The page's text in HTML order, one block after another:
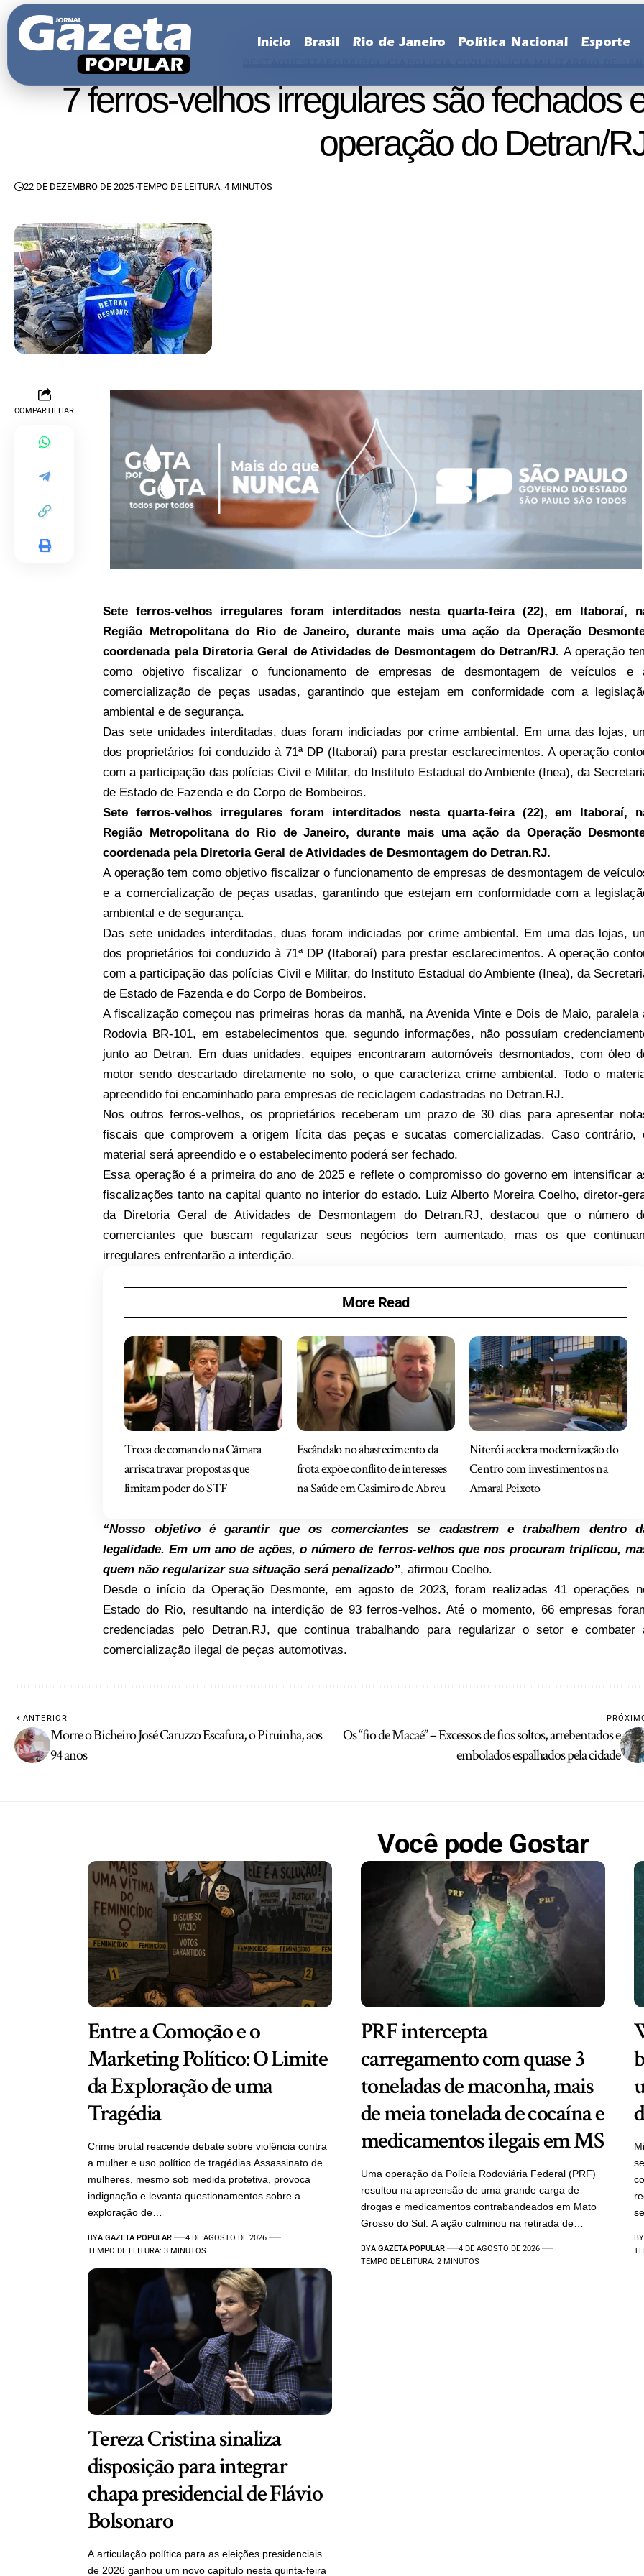
Início Brasil Rio de Janeiro Política Nacional Esporte
7 ferros-velhos irregulares são fechados
operação do Detran/
22 DE DEZEMBRO DE 2025 TEMPO DE LEITURA: 4 MINUTOS
COMPARTILHAR
Sete ferros-velhos irregulares foram interditados nesta quarta-feira (22), em Itaboraí,
Região Metropolitana do Rio de Janeiro, durante mais uma ação da Operação
coordenada pela Diretoria Geral de Atividades de Desmontagem do Detran/RJ. A operação
como objetivo fiscalizar o funcionamento de empresas de desmontagem de veículos e
comercialização de peças usadas, garantindo que estejam em conformidade com a
ambiental e de segurança.
Das sete unidades interditadas, duas foram indiciadas por crime ambiental. Em uma das lojas,
dos proprietários foi conduzido à 71ª DP (Itaboraí) para prestar esclarecimentos. A operação
com a participação das polícias Civil e Militar, do Instituto Estadual do Ambiente (Inea), da
de Estado de Fazenda e do Corpo de Bombeiros.
Sete ferros-velhos irregulares foram interditados nesta quarta-feira (22), em Itaboraí,
Região Metropolitana do Rio de Janeiro, durante mais uma ação da Operação
coordenada pela Diretoria Geral de Atividades de Desmontagem do Detran.RJ.
A operação tem como objetivo fiscalizar o funcionamento de empresas de desmontagem de
e a comercialização de peças usadas, garantindo que estejam em conformidade com a
ambiental e de segurança.
Das sete unidades interditadas, duas foram indiciadas por crime ambiental. Em uma das lojas,
dos proprietários foi conduzido à 71ª DP (Itaboraí) para prestar esclarecimentos. A operação
com a participação das polícias Civil e Militar, do Instituto Estadual do Ambiente (Inea), da
de Estado de Fazenda e do Corpo de Bombeiros.
A fiscalização começou nas primeiras horas da manhã, na Avenida Vinte e Dois de Maio, paralela
Rodovia BR-101, em estabelecimentos que, segundo informações, não possuíam
junto ao Detran. Em duas unidades, equipes encontraram automóveis desmontados, com óleo
motor sendo descartado diretamente no solo, o que caracteriza crime ambiental. Todo o
apreendido foi encaminhado para empresas de reciclagem cadastradas no Detran.RJ.
Nos outros ferros-velhos, os proprietários receberam um prazo de 30 dias para apresentar
fiscais que comprovem a origem lícita das peças e sucatas comercializadas. Caso contrário,
material será apreendido e o estabelecimento poderá ser fechado.
Essa operação é a primeira do ano de 2025 e reflete o compromisso do governo em intensificar
fiscalizações tanto na capital quanto no interior do estado. Luiz Alberto Moreira Coelho, diretor-
da Diretoria Geral de Atividades de Desmontagem do Detran.RJ, destacou que o número
comerciantes que buscam regularizar seus negócios tem aumentado, mas os que
irregulares enfrentarão a interdição.
More Read
Troca de comando na Câmara
arrisca travar propostas que
limitam poder do STF
Escândalo no abastecimento da
frota expõe conflito de interesses
na Saúde em Casimiro de Abreu
Niterói acelera modernização do
Centro com investimentos na
Amaral Peixoto
“Nosso objetivo é garantir que os comerciantes se cadastrem e trabalhem dentro
legalidade. Em um ano de ações, o número de ferros-velhos que nos procuram triplicou,
quem não regularizar sua situação será penalizado”, afirmou Coelho.
Desde o início da Operação Desmonte, em agosto de 2023, foram realizadas 41 operações
Estado do Rio, resultando na interdição de 93 ferros-velhos. Até o momento, 66 empresas
credenciadas pelo Detran.RJ, que continua trabalhando para regularizar o setor e combater
comercialização ilegal de peças automotivas.
ANTERIOR
Morre o Bicheiro José Caruzzo Escafura, o Piruinha, aos
94 anos
Os “fio de Macaé” – Excessos de fios soltos, arrebentados e
embolados espalhados pela cidade
Você pode Gostar
Entre a Comoção e o
Marketing Político: O Limite
da Exploração de uma
Tragédia
Crime brutal reacende debate sobre violência contra
a mulher e uso político de tragédias Assassinato de
mulheres, mesmo sob medida protetiva, provoca
indignação e levanta questionamentos sobre a
exploração de…
BYA GAZETA POPULAR
4 DE AGOSTO DE 2026
TEMPO DE LEITURA: 3 MINUTOS
PRF intercepta
carregamento com quase 3
toneladas de maconha, mais
de meia tonelada de cocaína e
medicamentos ilegais em MS
Uma operação da Polícia Rodoviária Federal (PRF)
resultou na apreensão de uma grande carga de
drogas e medicamentos contrabandeados em Mato
Grosso do Sul. A ação culminou na retirada de…
BYA GAZETA POPULAR
4 DE AGOSTO DE 2026
TEMPO DE LEITURA: 2 MINUTOS
BY
Tereza Cristina sinaliza
disposição para integrar
chapa presidencial de Flávio
Bolsonaro
A articulação política para as eleições presidenciais
de 2026 ganhou um novo capítulo nesta quinta-feira